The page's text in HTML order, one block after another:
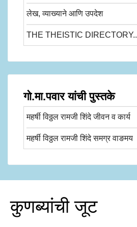
लेख, व्याख्याने आणि उपदेश
THE THEISTIC DIRECTORY..
गो.मा.पवार यांची पुस्तके
महर्षी विठ्ठल रामजी शिंदे जीवन व कार्य
महर्षी विठ्ठल रामजी शिंदे समग्र वाङमय
कुणब्यांची जूट